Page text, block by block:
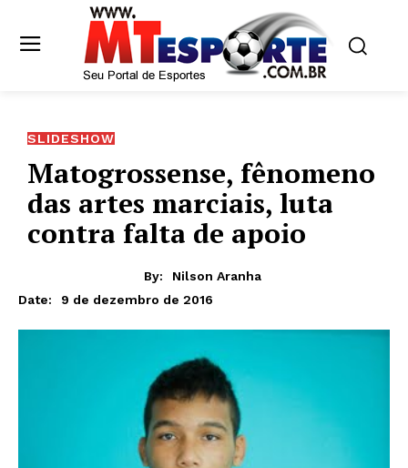
SLIDESHOW
Matogrossense, fênomeno
das artes marciais, luta
contra falta de apoio
By:
Nilson Aranha
Date:
9 de dezembro de 2016